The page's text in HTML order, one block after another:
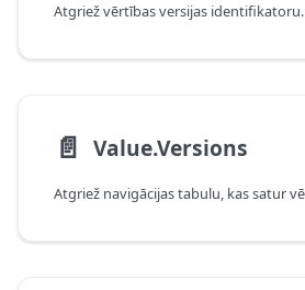
Atgriež vērtības versijas identifikatoru.
📄️ Value.Versions